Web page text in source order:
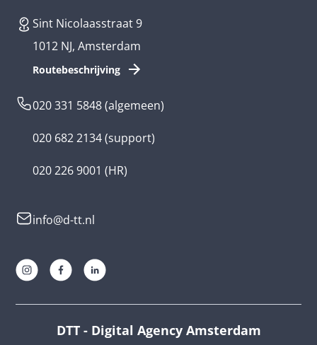
App laten maken
Hybride app
AR en VR app
Bedrijfsapp
Community app
E-learning app ontwikkelaar
Sint Nicolaasstraat 9
1012 NJ, Amsterdam
Routebeschrijving
020 331 5848(algemeen)
020 682 2134(support)
020 226 9001 (HR)
info@d-tt.nl
DTT - Digital Agency Amsterdam